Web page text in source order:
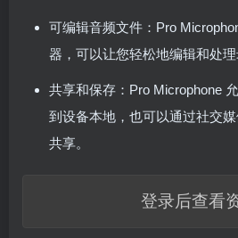
可编辑音频文件：Pro
器，可以让您轻松地编辑和处理
共享和保存：Pro Microphone
到设备本地，也可以通过社交
共享。
登录后查看